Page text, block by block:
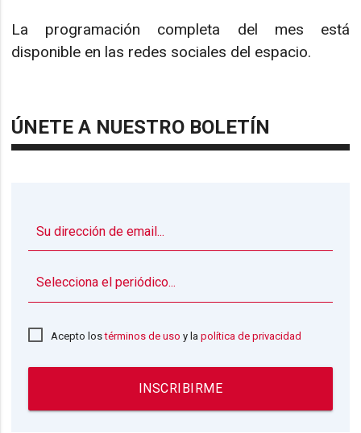
La programación completa del mes está
disponible en las redes sociales del espacio.
ÚNETE A NUESTRO BOLETÍN
Acepto lostérminos de uso y lapolítica de privacidad
INSCRIBIRME